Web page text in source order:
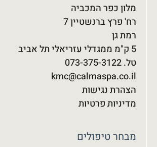
מלון כפר המכביה
רח' פרץ ברנשטיין 7
רמת גן
5 ק"מ ממגדלי עזריאלי תל אביב
טל. 073-375-3122‬
kmc@calmaspa.co.il
הצהרת נגישות
מדיניות פרטיות
מבחר טיפולים